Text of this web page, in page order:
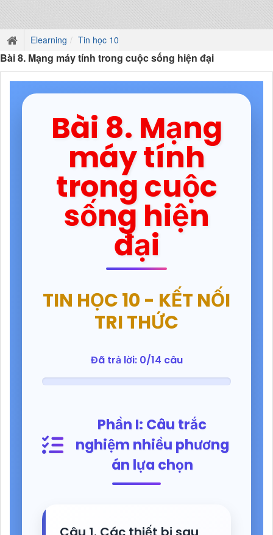
Elearning Tin học 10
Bài 8. Mạng máy tính trong cuộc sống hiện đại